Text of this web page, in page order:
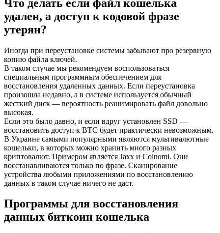
Что делать если файл кошелька
удален, а доступ к кодовой фразе
утерян?
Иногда при переустановке системы забывают про резервную
копию файла ключей.
В таком случае мы рекомендуем воспользоваться
специальным программным обеспечением для
восстановления удаленных данных. Если переустановка
произошла недавно, а в системе используется обычный
жесткий диск — вероятность реанимировать файл довольно
высокая.
Если это было давно, и если вдруг установлен SSD —
восстановить доступ к BTC будет практически невозможным.
В Украине самыми популярными являются мультивалютные
кошельки, в которых можно хранить много разных
криптовалют. Примером является Jaxx и Coinomi. Они
восстанавливаются только по фразе. Сканирование
устройства любыми приложениями по восстановлению
данных в таком случае ничего не даст.
Программы для восстановления
данных биткоин кошелька